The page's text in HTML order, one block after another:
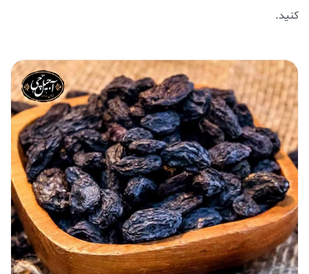
کنید.